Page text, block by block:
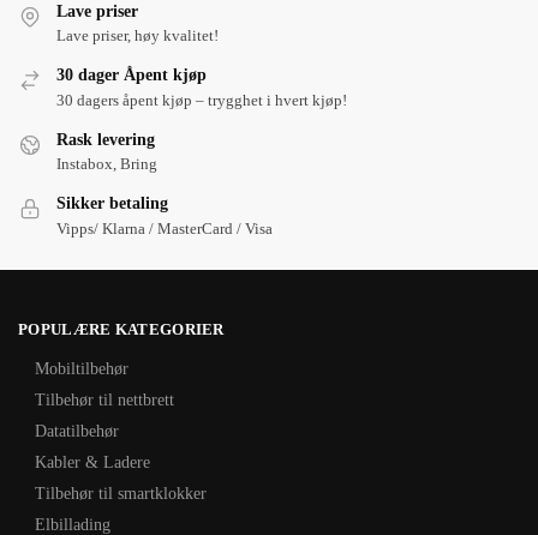
Lave priser
Lave priser, høy kvalitet!
30 dager Åpent kjøp
30 dagers åpent kjøp – trygghet i hvert kjøp!
Rask levering
Instabox, Bring
Sikker betaling
Vipps/ Klarna / MasterCard / Visa
POPULÆRE KATEGORIER
Mobiltilbehør
Tilbehør til nettbrett
Datatilbehør
Kabler & Ladere
Tilbehør til smartklokker
Elbillading